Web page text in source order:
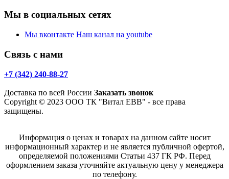
Мы в социальных сетях
Мы вконтакте Наш канал на youtube
Связь с нами
+7 (342) 240-88-27
Доставка по всей России Заказать звонок
Copyright © 2023 ООО ТК "Витал ЕВВ" - все права
защищены.
Информация о ценах и товарах на данном сайте носит
информационный характер и не является публичной офертой,
определяемой положениями Статьи 437 ГК РФ. Перед
оформлением заказа уточняйте актуальную цену у менеджера
по телефону.